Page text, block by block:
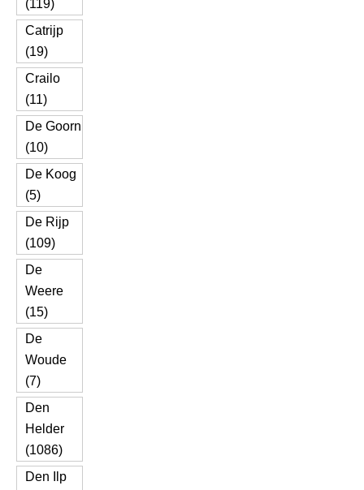
(119)
Catrijp
(19)
Crailo
(11)
De Goorn
(10)
De Koog
(5)
De Rijp
(109)
De
Weere
(15)
De
Woude
(7)
Den
Helder
(1086)
Den Ilp